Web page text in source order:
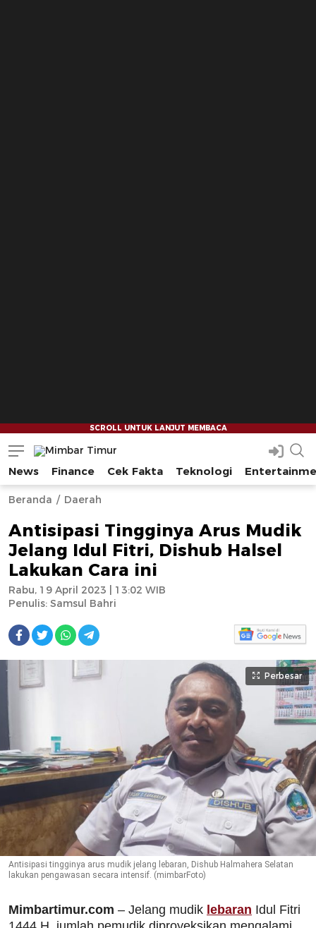
Mimbar Timur
Media Berjaringan Indonesia Timur
News Finance Cek Fakta Teknologi
Beranda Daerah
Antisipasi Tingginya Arus Mudik
Jelang Idul Fitri, Dishub Halsel
Lakukan Cara ini
Penulis: Samsul Bahri
Rabu, 19 April 2023 | 13:02 WIB
Perbesar
Antisipasi tingginya arus mudik jelang lebaran, Dishub Halmahera Selatan
lakukan pengawasan secara intensif. (mimbarFoto)
Mimbartimur.com – Jelang mudik lebaran Idul Fitri
--
--